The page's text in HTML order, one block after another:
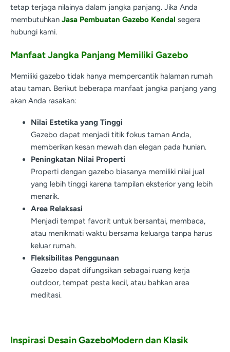
tetap terjaga nilainya dalam jangka panjang. Jika Anda
membutuhkan Jasa Pembuatan Gazebo Kendal segera
hubungi kami.
Manfaat Jangka Panjang Memiliki Gazebo
Memiliki gazebo tidak hanya mempercantik halaman rumah
atau taman. Berikut beberapa manfaat jangka panjang yang
akan Anda rasakan:
Nilai Estetika yang Tinggi
Gazebo dapat menjadi titik fokus taman Anda,
memberikan kesan mewah dan elegan pada hunian.
Peningkatan Nilai Properti
Properti dengan gazebo biasanya memiliki nilai jual
yang lebih tinggi karena tampilan eksterior yang lebih
menarik.
Area Relaksasi
Menjadi tempat favorit untuk bersantai, membaca,
atau menikmati waktu bersama keluarga tanpa harus
keluar rumah.
Fleksibilitas Penggunaan
Gazebo dapat difungsikan sebagai ruang kerja
outdoor, tempat pesta kecil, atau bahkan area
meditasi.
Inspirasi DesainGazeboModern dan Klasik